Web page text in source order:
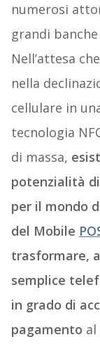
numerosi
grandi
Nell’attesa
nella
cellulare in
tecnologia
di massa,
potenzialità
per il mondo
del Mobile
trasformare,
semplice
in grado di
pagamento